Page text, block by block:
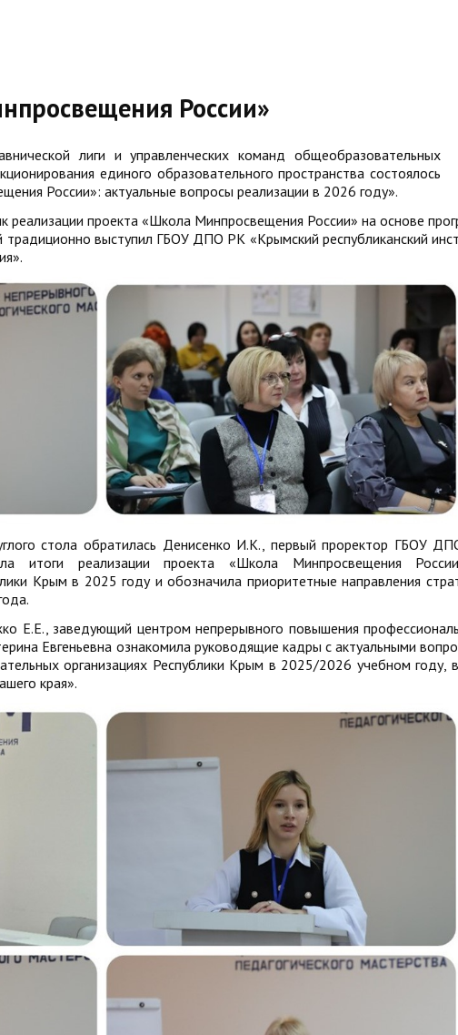
России»
лиги и управленческих команд общеобразовательных
единого образовательного пространства состоялось
России»: актуальные вопросы реализации в 2026 году».
реализации проекта «Школа Минпросвещения России» на основе
традиционно выступил ГБОУ ДПО РК «Крымский республиканский
стола обратилась Денисенко И.К., первый проректор ГБОУ
итоги реализации проекта «Школа Минпросвещения
Крым в 2025 году и обозначила приоритетные направления
Е.Е., заведующий центром непрерывного повышения
Евгеньевна ознакомила руководящие кадры с актуальными
организациях Республики Крым в 2025/2026 учебном году,
края».